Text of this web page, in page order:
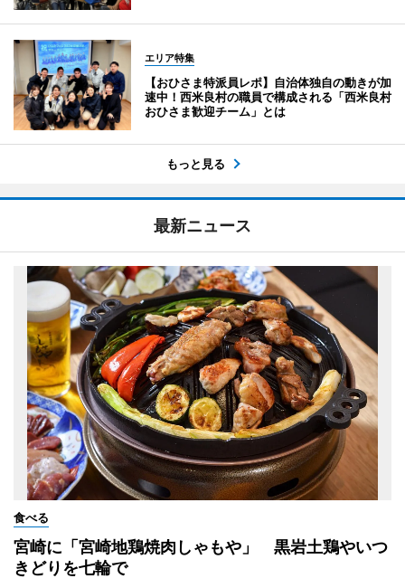
エリア特集
【おひさま特派員レポ】自治体独自の動きが加
速中！西米良村の職員で構成される「西米良村
おひさま歓迎チーム」とは
もっと見る
最新ニュース
食べる
宮崎に「宮崎地鶏焼肉しゃもや」 黒岩土鶏やいつ
きどりを七輪で